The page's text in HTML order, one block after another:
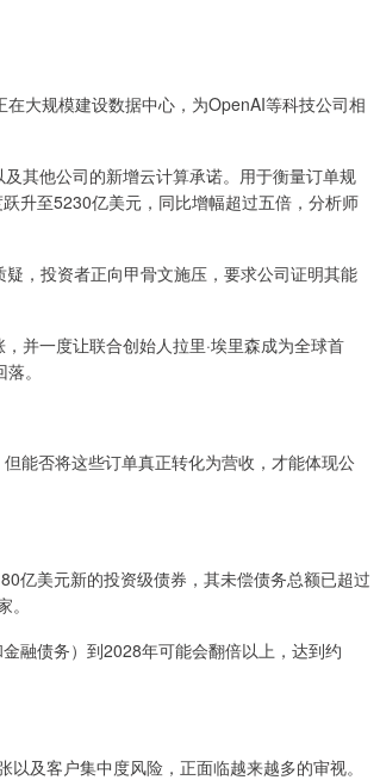
大规模建设数据中心，为OpenAI等科技公司相
其他公司的新增云计算承诺。用于衡量订单规
升至5230亿美元，同比增幅超过五倍，分析师
，投资者正向甲骨文施压，要求公司证明其能
并一度让联合创始人拉里·埃里森成为全球首
。
能否将这些订单真正转化为营收，才能体现公
亿美元新的投资级债券，其未偿债务总额已超过
融债务）到2028年可能会翻倍以上，达到约
及客户集中度风险，正面临越来越多的审视。